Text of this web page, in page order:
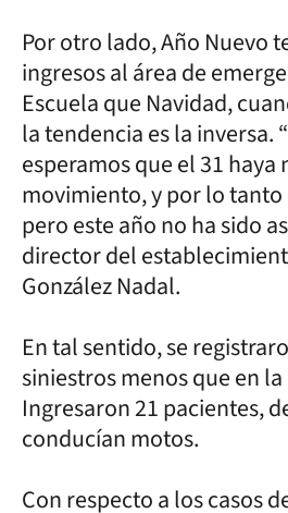
Por otro lado, Año Nuevo
ingresos al área de
Escuela que Navidad,
la tendencia es la inversa.
esperamos que el 31 haya
movimiento, y por lo tanto
pero este año no ha sido
director del
González Nadal.
En tal sentido, se
siniestros menos que en
Ingresaron 21 pacientes,
conducían motos.
Con respecto a los casos